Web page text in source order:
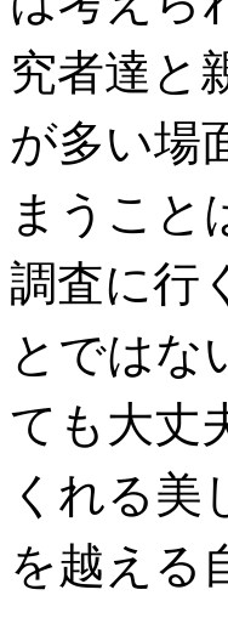
究者達と
が多い場
まうこと
調査に行
とではな
ても大丈
くれる美
を越える